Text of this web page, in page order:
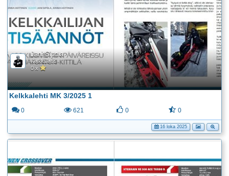
Jani Sipola
Kelkkalehti
0 x
Kelkkalehti MK 3/2025 1
0 621 0 0
16 loka 2025